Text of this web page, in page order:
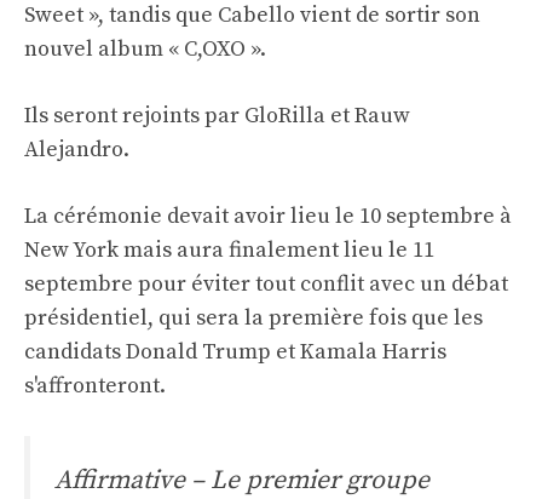
Sweet », tandis que Cabello vient de sortir son
nouvel album « C,OXO ».
Ils seront rejoints par GloRilla et Rauw
Alejandro.
La cérémonie devait avoir lieu le 10 septembre à
New York mais aura finalement lieu le 11
septembre pour éviter tout conflit avec un débat
présidentiel, qui sera la première fois que les
candidats Donald Trump et Kamala Harris
s'affronteront.
Affirmative – Le premier groupe